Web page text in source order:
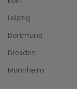
Leipzig
Dortmund
Dresden
Mannheim